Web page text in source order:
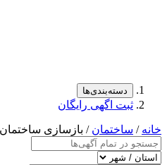
دسته‌بندی‌ها
ثبت اگهی رایگان
خانه / ساختمان / بازسازی ساختمان